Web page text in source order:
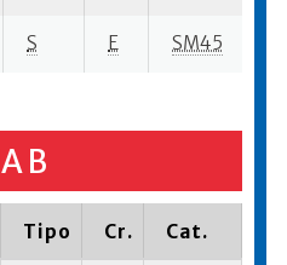
S E SM45
B
Tipo Cr. Cat.